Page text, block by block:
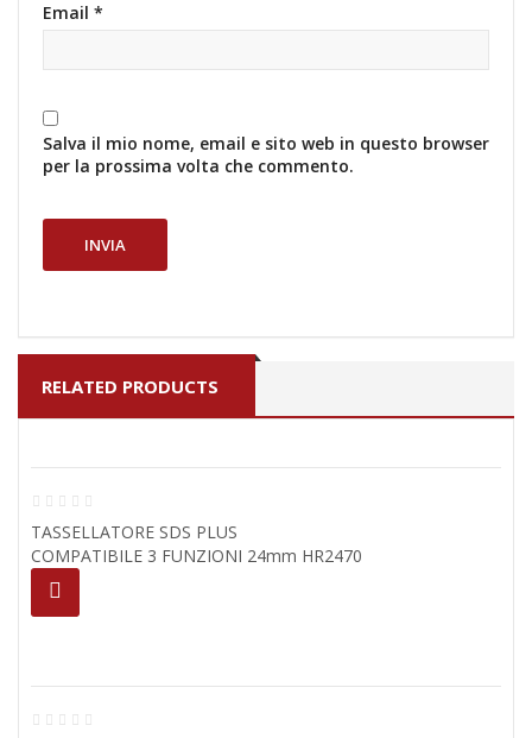
Email *
Salva il mio nome, email e sito web in questo browser
per la prossima volta che commento.
RELATED PRODUCTS
TASSELLATORE SDS ­PLUS
COMPATIBILE 3 FUNZIONI 24mm HR2470